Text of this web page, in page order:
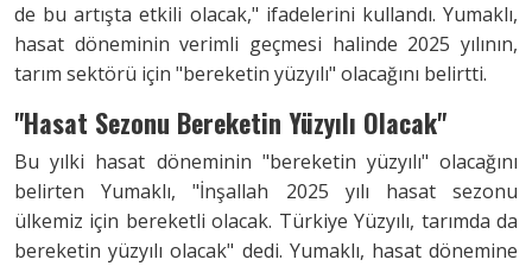
de bu artışta etkili olacak," ifadelerini kullandı. Yumaklı,
hasat döneminin verimli geçmesi halinde 2025 yılının,
tarım sektörü için "bereketin yüzyılı" olacağını belirtti.
"Hasat Sezonu Bereketin Yüzyılı Olacak"
Bu yılki hasat döneminin "bereketin yüzyılı" olacağını
belirten Yumaklı, "İnşallah 2025 yılı hasat sezonu
ülkemiz için bereketli olacak. Türkiye Yüzyılı, tarımda da
bereketin yüzyılı olacak" dedi. Yumaklı, hasat dönemine